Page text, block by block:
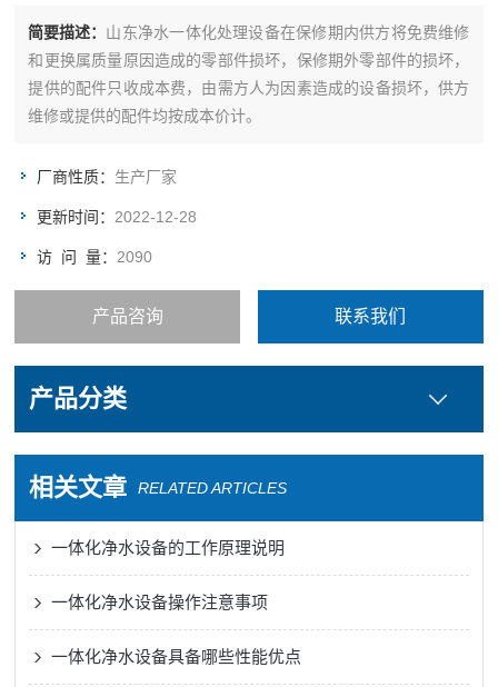
简要描述： 山东净水一体化处理设备在保修期内供方将免费维修
和更换属质量原因造成的零部件损坏，保修期外零部件的损坏，
提供的配件只收成本费，由需方人为因素造成的设备损坏，供方
维修或提供的配件均按成本价计。
厂商性质： 生产厂家
更新时间： 2022-12-28
访 问 量： 2090
产品咨询 联系我们
产品分类
相关文章 RELATED ARTICLES
一体化净水设备的工作原理说明
一体化净水设备操作注意事项
一体化净水设备具备哪些性能优点